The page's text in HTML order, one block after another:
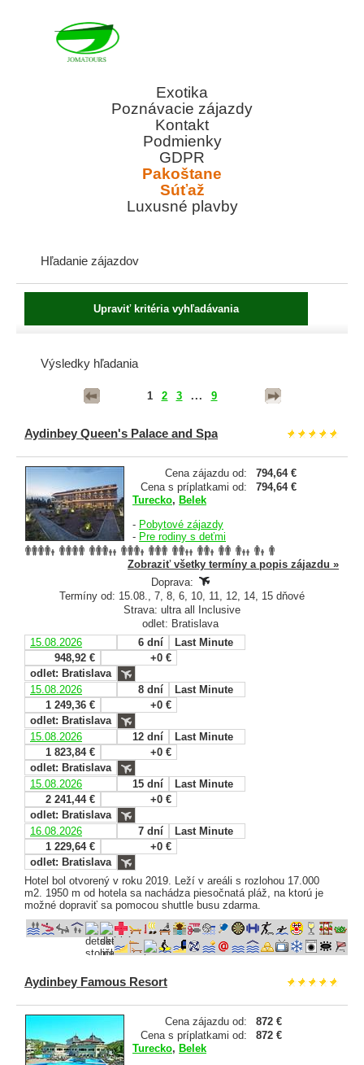
Exotika
Poznávacie zájazdy
Kontakt
Podmienky
GDPR
Pakoštane
Súťaž
Luxusné plavby
Hľadanie zájazdov
Výsledky hľadania
1 2 3 ... 9
Aydinbey Queen's Palace and Spa
Cena zájazdu od:
794,64 €
Cena s príplatkami od:
794,64 €
Turecko, Belek
- Pobytové zájazdy
- Pre rodiny s deťmi
Zobraziť všetky termíny a popis zájazdu »
Doprava:
Termíny od: 15.08., 7, 8, 6, 10, 11, 12, 14, 15 dňové
Strava: ultra all Inclusive
odlet: Bratislava
15.08.2026
6 dní
Last Minute
948,92 €
+0 €
odlet: Bratislava
15.08.2026
8 dní
Last Minute
1 249,36 €
+0 €
odlet: Bratislava
15.08.2026
12 dní
Last Minute
1 823,84 €
+0 €
odlet: Bratislava
15.08.2026
15 dní
Last Minute
2 241,44 €
+0 €
odlet: Bratislava
16.08.2026
7 dní
Last Minute
1 229,64 €
+0 €
odlet: Bratislava
Hotel bol otvorený v roku 2019. Leží v areáli s rozlohou 17.000
m2. 1950 m od hotela sa nachádza piesočnatá pláž, na ktorú je
možné dopraviť sa pomocou shuttle busu zdarma.
Aydinbey Famous Resort
Cena zájazdu od:
872 €
Cena s príplatkami od:
872 €
Turecko, Belek